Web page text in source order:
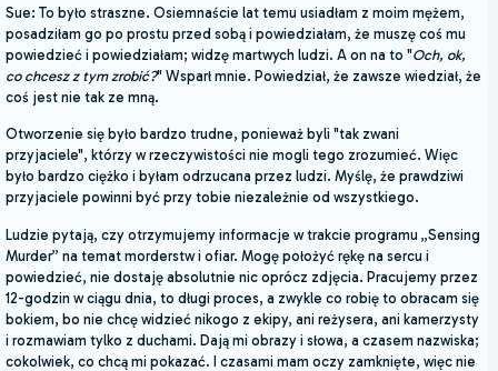
Sue: To było straszne. Osiemnaście lat temu usiadłam z moim mężem,
posadziłam go po prostu przed sobą i powiedziałam, że muszę coś mu
powiedzieć i powiedziałam; widzę martwych ludzi. A on na to "Och, ok,
co chcesz z tym zrobić?" Wsparł mnie. Powiedział, że zawsze wiedział, że
coś jest nie tak ze mną.
Otworzenie się było bardzo trudne, ponieważ byli "tak zwani
przyjaciele", którzy w rzeczywistości nie mogli tego zrozumieć. Więc
było bardzo ciężko i byłam odrzucana przez ludzi. Myślę, że prawdziwi
przyjaciele powinni być przy tobie niezależnie od wszystkiego.
Ludzie pytają, czy otrzymujemy informacje w trakcie programu „Sensing
Murder” na temat morderstw i ofiar. Mogę położyć rękę na sercu i
powiedzieć, nie dostaję absolutnie nic oprócz zdjęcia. Pracujemy przez
12-godzin w ciągu dnia, to długi proces, a zwykle co robię to obracam się
bokiem, bo nie chcę widzieć nikogo z ekipy, ani reżysera, ani kamerzysty
i rozmawiam tylko z duchami. Dają mi obrazy i słowa, a czasem nazwiska;
cokolwiek, co chcą mi pokazać. I czasami mam oczy zamknięte, więc nie